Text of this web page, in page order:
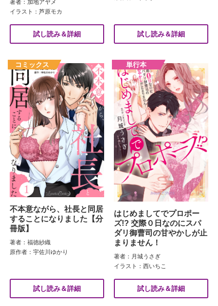
著者：加地アヤメ
イラスト：芦原モカ
試し読み＆詳細 試し読み＆詳細
不本意ながら、社長と同居
することになりました【分
冊版】
著者：福徳紗織
原作者：宇佐川ゆかり
試し読み＆詳細
はじめましてでプロポー
ズ!? 交際０日なのにスパ
ダリ御曹司の甘やかしが止
まりません！
著者：月城うさぎ
イラスト：西いちこ
試し読み＆詳細